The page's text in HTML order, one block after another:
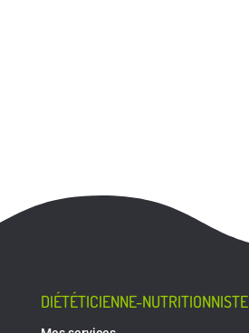
DIÉTÉTICIENNE-NUTRITIONNISTE